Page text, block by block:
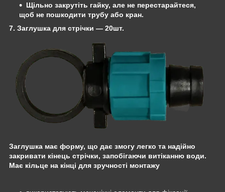
Щільно закрутіть гайку, але не перестарайтеся,
щоб не пошкодити трубу або кран.
7. Заглушка для стрічки — 20шт.
Заглушка має форму, що дає змогу легко та надійно
закривати кінець стрічки, запобігаючи витіканню води.
Має кільце на кінці для зручності монтажу